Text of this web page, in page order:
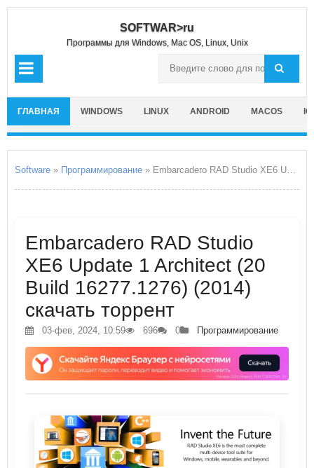
SOFTWAR>ru
Программы для Windows, Mac OS, Linux, Unix
ГЛАВНАЯ WINDOWS LINUX ANDROID MACOS
Software » Программирование » Embarcadero RAD Studio XE6 Update 1 Architect
Embarcadero RAD Studio
XE6 Update 1 Architect (20
Build 16277.1276) (2014)
скачать торрент
03-фев, 2024, 10:59 696 0 Программирование